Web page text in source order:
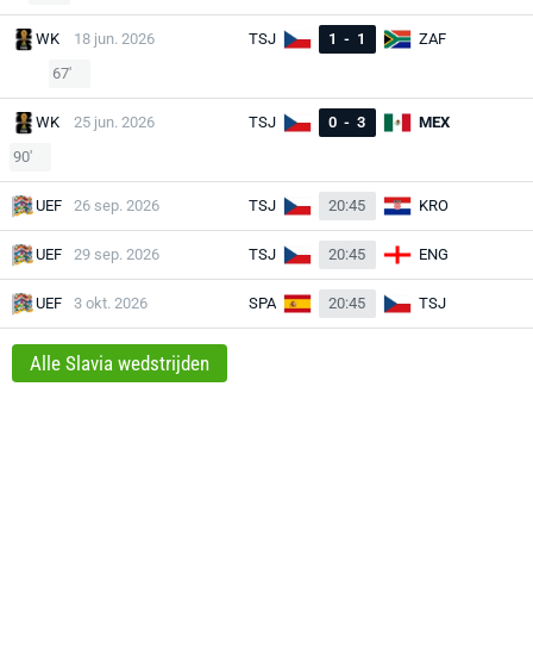
WK 18 jun. 2026 TSJ 1 - 1
ZAF
67'
WK 25 jun. 2026 TSJ 0 - 3
MEX
90'
UEF 26 sep. 2026 TSJ 20:45 KRO
UEF 29 sep. 2026 TSJ 20:45 ENG
UEF 3 okt. 2026 SPA 20:45 TSJ
Alle Slavia wedstrijden